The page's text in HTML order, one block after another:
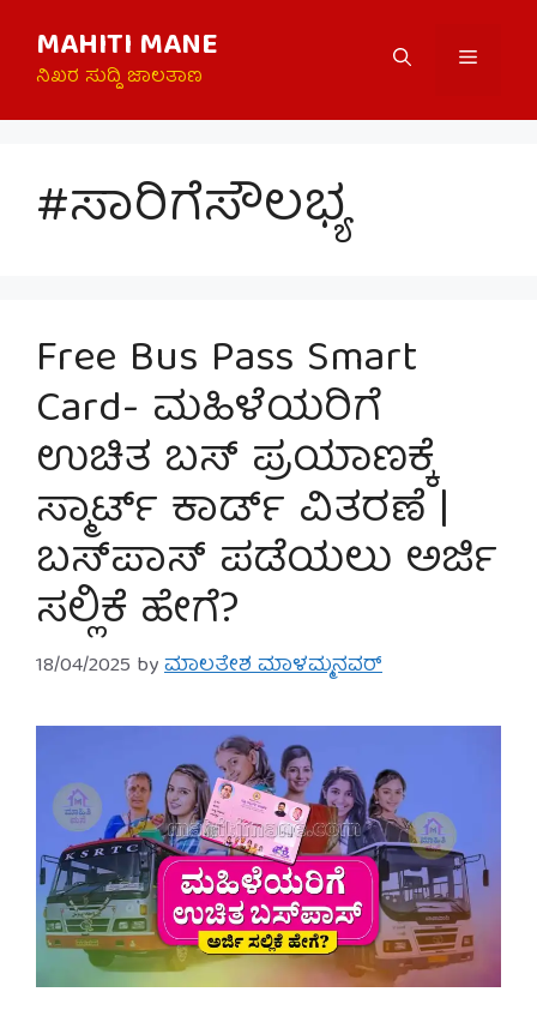
content
MAHITI MANE
ನಿಖರ ಸುದ್ದಿ ಜಾಲತಾಣ
Menu
#ಸಾರಿಗೆಸೌಲಭ್ಯ
Free Bus Pass Smart
Card- ಮಹಿಳೆಯರಿಗೆ
ಉಚಿತ ಬಸ್ ಪ್ರಯಾಣಕ್ಕೆ
ಸ್ಮಾರ್ಟ್ ಕಾರ್ಡ್ ವಿತರಣೆ |
ಬಸ್‌ಪಾಸ್ ಪಡೆಯಲು ಅರ್ಜಿ
ಸಲ್ಲಿಕೆ ಹೇಗೆ?
18/04/2025 byಮಾಲತೇಶ ಮಾಳಮ್ಮನವರ್